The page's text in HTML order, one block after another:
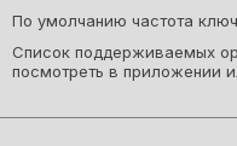
По умолчанию частота
Список поддерживаемых
посмотреть в приложении